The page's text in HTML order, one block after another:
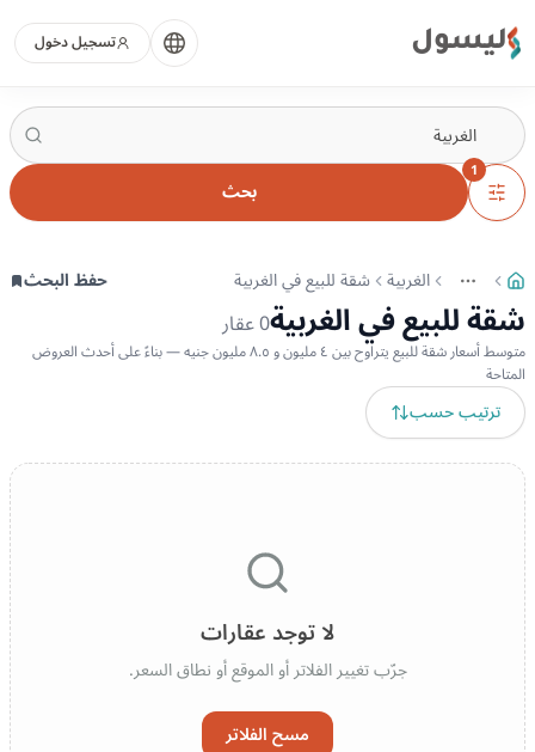
ليسول تسجيل دخول
1
بحث
More
عرض المزيد من المسارات
الغربية شقة للبيع في الغربية حفظ البحث
شقة للبيع في الغربية0عقار
متوسط أسعار شقة للبيع يتراوح بين ٤ مليون و ٨.٥ مليون جنيه — بناءً على أحدث العروض
المتاحة
ترتيب حسب
لا توجد عقارات
جرّب تغيير الفلاتر أو الموقع أو نطاق السعر.
مسح الفلاتر